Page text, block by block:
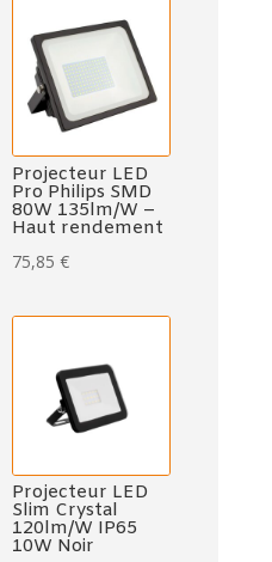
Projecteur LED
Pro Philips SMD
80W 135lm/W –
Haut rendement
75,85 €
Projecteur LED
Slim Crystal
120lm/W IP65
10W Noir